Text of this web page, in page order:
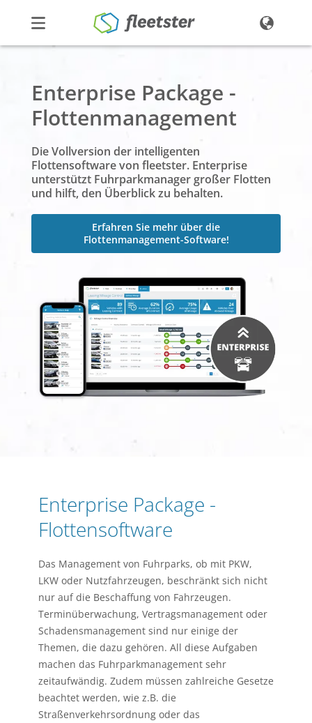
Preise
Über uns
Demo Login
Enterprise Package -
Flottenmanagement
Die Vollversion der intelligenten
Flottensoftware von fleetster. Enterprise
unterstützt Fuhrparkmanager großer Flotten
und hilft, den Überblick zu behalten.
Erfahren Sie mehr über die
Flottenmanagement-Software!
Enterprise Package -
Flottensoftware
Das Management von Fuhrparks, ob mit PKW,
LKW oder Nutzfahrzeugen, beschränkt sich nicht
nur auf die Beschaffung von Fahrzeugen.
Terminüberwachung, Vertragsmanagement oder
Schadensmanagement sind nur einige der
Themen, die dazu gehören. All diese Aufgaben
machen das Fuhrparkmanagement sehr
zeitaufwändig. Zudem müssen zahlreiche Gesetze
beachtet werden, wie z.B. die
Straßenverkehrsordnung oder das